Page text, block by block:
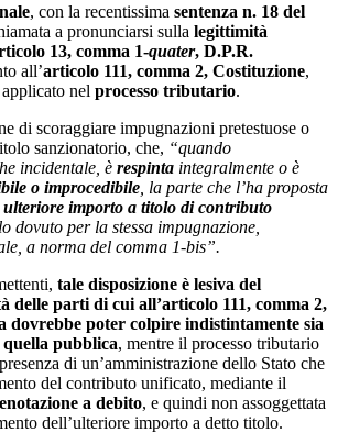
, con la recentissima sentenza n. 18 del
a pronunciarsi sulla legittimità
13, comma 1-quater, D.P.R.
all’articolo 111, comma 2, Costituzione,
nel processo tributario.
di scoraggiare impugnazioni pretestuose o
sanzionatorio, che, “quando
incidentale, è respinta integralmente o è
o improcedibile , la parte che l’ha proposta
ulteriore importo a titolo di contributo
dovuto per la stessa impugnazione,
a norma del comma 1-bis”.
tale disposizione è lesiva del
delle parti di cui all’articolo 111, comma 2,
dovrebbe poter colpire indistintamente sia
pubblica, mentre il processo tributario
di un’amministrazione dello Stato che
del contributo unificato, mediante il
a debito, e quindi non assoggettata
dell’ulteriore importo a detto titolo.